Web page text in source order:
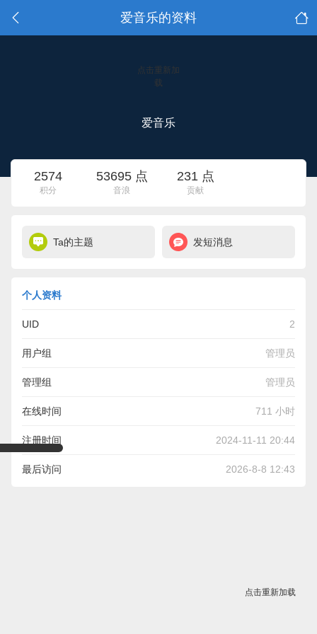
爱音乐的资料
点击重新加
载
爱音乐
2574
积分
53695 点
音浪
231 点
贡献
Ta的主题 发短消息
个人资料
UID 2
用户组 管理员
管理组 管理员
在线时间 711 小时
注册时间 2024-11-11 20:44
最后访问 2026-8-8 12:43
点击重新加载